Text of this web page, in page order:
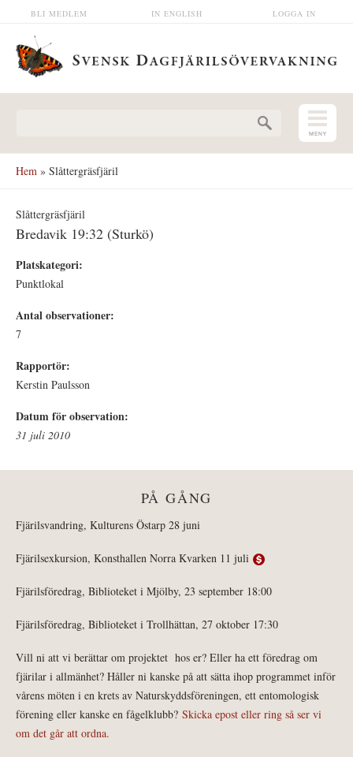
Hoppa till huvudinnehåll LOGGA IN
IN ENGLISH
BLI MEDLEM
Hem » Slåttergräsfjäril
Slåttergräsfjäril
Bredavik 19:32 (Sturkö)
Platskategori:
Punktlokal
Antal observationer:
7
Rapportör:
Kerstin Paulsson
Datum för observation:
31 juli 2010
PÅ GÅNG
Fjärilsvandring, Kulturens Östarp 28 juni
Fjärilsexkursion, Konsthallen Norra Kvarken 11 juli
Fjärilsföredrag, Biblioteket i Mjölby, 23 september 18:00
Fjärilsföredrag, Biblioteket i Trollhättan, 27 oktober 17:30
Vill ni att vi berättar om projektet hos er? Eller ha ett föredrag om
fjärilar i allmänhet? Håller ni kanske på att sätta ihop programmet inför
vårens möten i en krets av Naturskyddsföreningen, ett entomologisk
förening eller kanske en fågelklubb? Skicka epost eller ring så ser vi
om det går att ordna.